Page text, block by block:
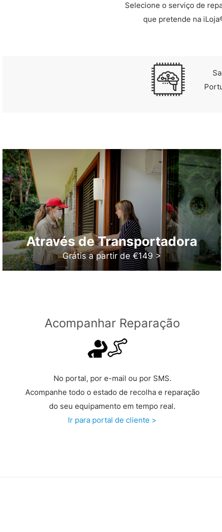
Selecione o serviço de
que pretende na
Através de Transportadora
Grátis a partir de €149 >
Acompanhar Reparação
No portal, por e-mail ou por SMS.
Acompanhe todo o estado de recolha e reparação
do seu equipamento em tempo real.
Ir para portal de cliente >